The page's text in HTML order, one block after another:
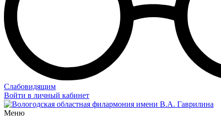
Слабовидящим
Войти в личный кабинет
Меню